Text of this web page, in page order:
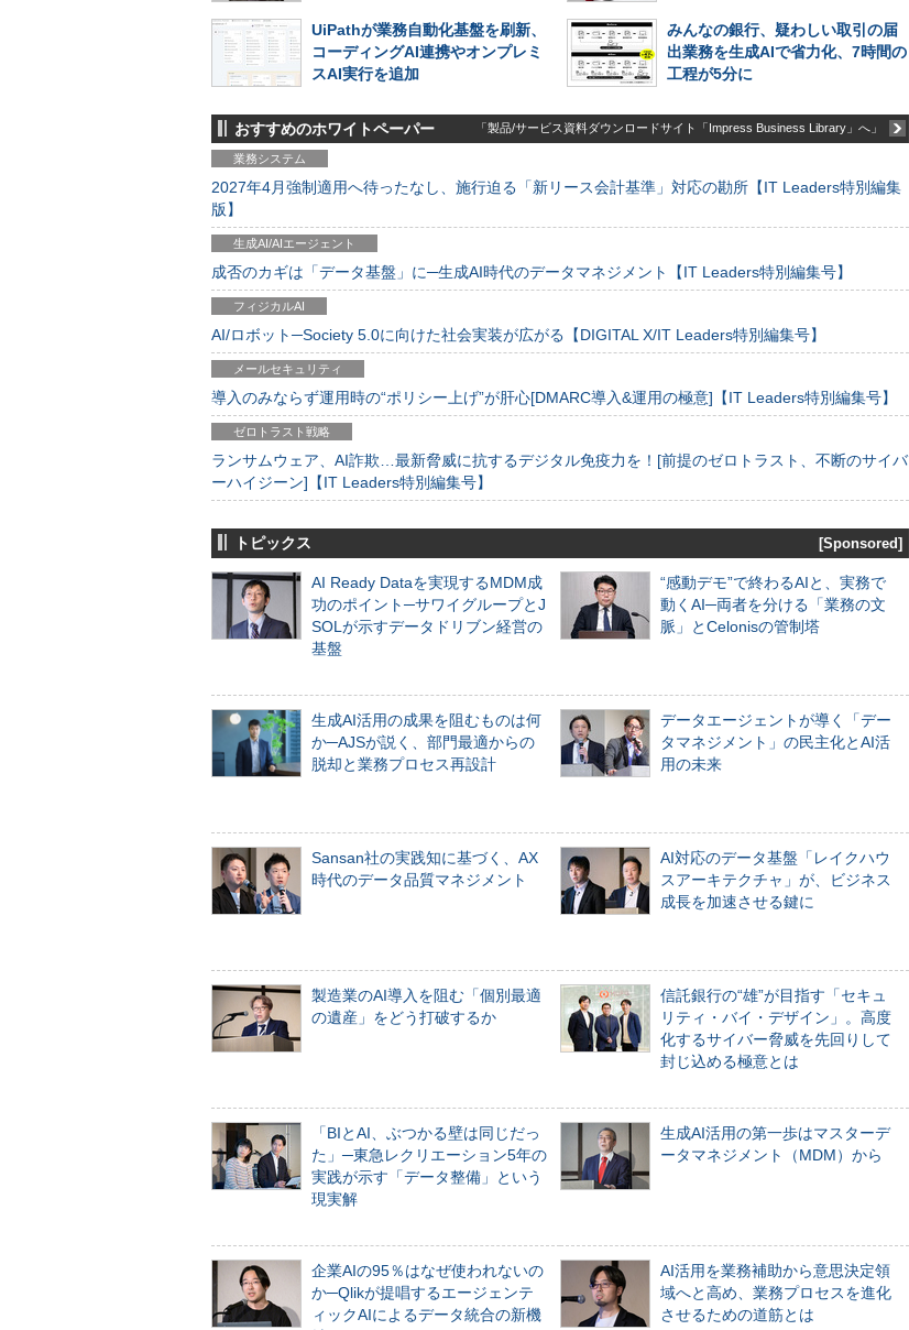
UiPathが業務自動化基盤を刷新、
コーディングAI連携やオンプレミ
スAI実行を追加
みんなの銀行、疑わしい取引の届
出業務を生成AIで省力化、7時間の
工程が5分に
おすすめのホワイトペーパー 「製品/サービス資料ダウンロードサイト「Impress Business Library」へ」
業務システム
2027年4月強制適用へ待ったなし、施行迫る「新リース会計基準」対応の勘所【IT Leaders特別編集
版】
生成AI/AIエージェント
成否のカギは「データ基盤」に─生成AI時代のデータマネジメント【IT Leaders特別編集号】
フィジカルAI
AI/ロボット─Society 5.0に向けた社会実装が広がる【DIGITAL X/IT Leaders特別編集号】
メールセキュリティ
導入のみならず運用時の“ポリシー上げ”が肝心[DMARC導入&運用の極意]【IT Leaders特別編集号】
ゼロトラスト戦略
ランサムウェア、AI詐欺…最新脅威に抗するデジタル免疫力を！[前提のゼロトラスト、不断のサイバ
ーハイジーン]【IT Leaders特別編集号】
トピックス [Sponsored]
AI Ready Dataを実現するMDM成
功のポイント─サワイグループとJ
SOLが示すデータドリブン経営の
基盤
“感動デモ”で終わるAIと、実務で
動くAI─両者を分ける「業務の文
脈」とCelonisの管制塔
生成AI活用の成果を阻むものは何
か─AJSが説く、部門最適からの
脱却と業務プロセス再設計
データエージェントが導く「デー
タマネジメント」の民主化とAI活
用の未来
Sansan社の実践知に基づく、AX
時代のデータ品質マネジメント
AI対応のデータ基盤「レイクハウ
スアーキテクチャ」が、ビジネス
成長を加速させる鍵に
製造業のAI導入を阻む「個別最適
の遺産」をどう打破するか
信託銀行の“雄”が目指す「セキュ
リティ・バイ・デザイン」。高度
化するサイバー脅威を先回りして
封じ込める極意とは
「BIとAI、ぶつかる壁は同じだっ
た」─東急レクリエーション5年の
実践が示す「データ整備」という
現実解
生成AI活用の第一歩はマスターデ
ータマネジメント（MDM）から
企業AIの95％はなぜ使われないの
か─Qlikが提唱するエージェンテ
ィックAIによるデータ統合の新機
AI活用を業務補助から意思決定領
域へと高め、業務プロセスを進化
させるための道筋とは